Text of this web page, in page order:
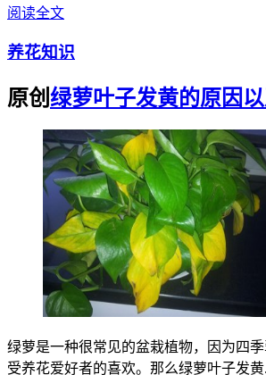
阅读全文
养花知识
原创绿萝叶子发黄的原因
绿萝是一种很常见的盆栽植物，因为四
受养花爱好者的喜欢。那么绿萝叶子发黄